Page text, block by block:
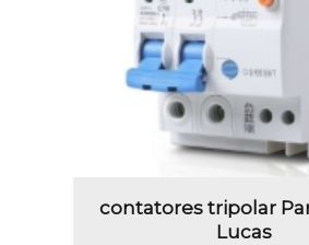
contatores tripolar
Lucas